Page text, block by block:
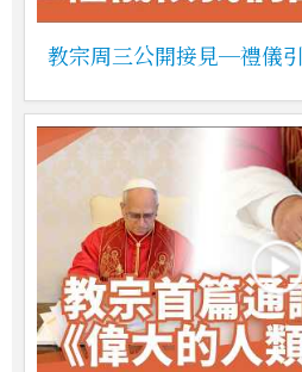
教宗周三公開接見─禮儀